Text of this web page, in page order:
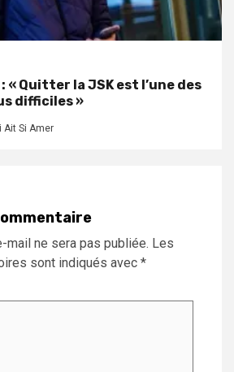
« Quitter la JSK est l’une des
difficiles »
Ait Si Amer
mail ne sera pas publiée. Les
sont indiqués avec *